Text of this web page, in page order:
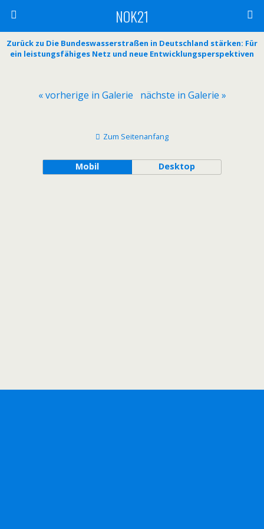
NOK21
Zurück zu Die Bundeswasserstraßen in Deutschland stärken: Für
ein leistungsfähiges Netz und neue Entwicklungsperspektiven
« vorherige in Galerie nächste in Galerie »
Zum Seitenanfang
Mobil Desktop